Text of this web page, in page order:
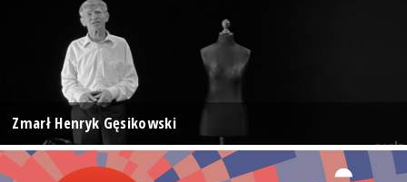
Zmarł Henryk Gęsikowski